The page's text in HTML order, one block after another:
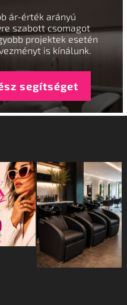
ár-érték arányú
szabott csomagot
projektek esetén
is kínálunk.
segítséget